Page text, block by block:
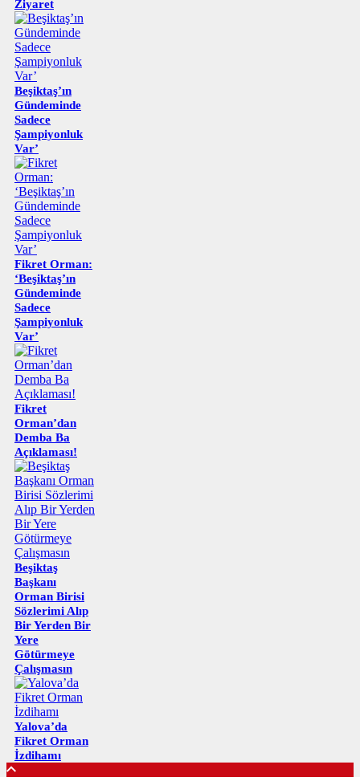
Ziyaret
Beşiktaş’ın
Gündeminde
Sadece
Şampiyonluk
Var’
Fikret Orman:
‘Beşiktaş’ın
Gündeminde
Sadece
Şampiyonluk
Var’
Fikret
Orman’dan
Demba Ba
Açıklaması!
Beşiktaş
Başkanı
Orman Birisi
Sözlerimi Alıp
Bir Yerden Bir
Yere
Götürmeye
Çalışmasın
Yalova’da
Fikret Orman
İzdihamı